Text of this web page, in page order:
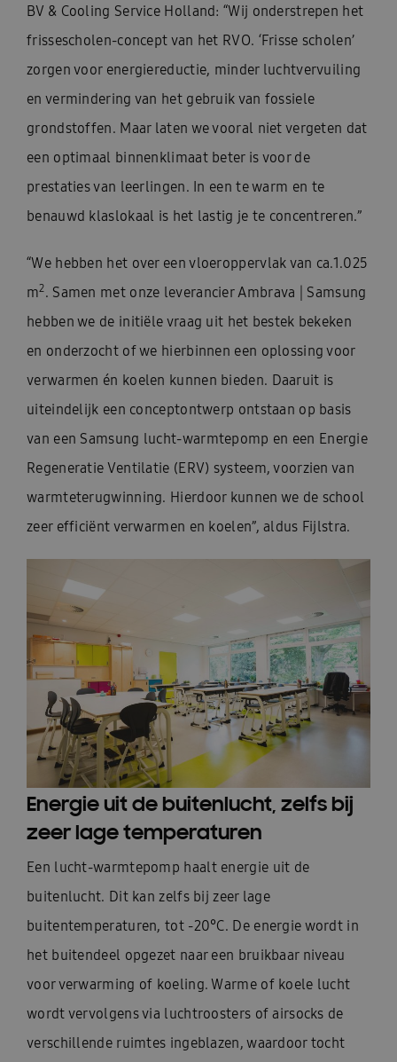
BV & Cooling Service Holland: “Wij onderstrepen het
frissescholen-concept van het RVO. ‘Frisse scholen’
zorgen voor energiereductie, minder luchtvervuiling
en vermindering van het gebruik van fossiele
grondstoffen. Maar laten we vooral niet vergeten dat
een optimaal binnenklimaat beter is voor de
prestaties van leerlingen. In een te warm en te
benauwd klaslokaal is het lastig je te concentreren.”
“We hebben het over een vloeroppervlak van ca.1.025
m2. Samen met onze leverancier Ambrava | Samsung
hebben we de initiële vraag uit het bestek bekeken
en onderzocht of we hierbinnen een oplossing voor
verwarmen én koelen kunnen bieden. Daaruit is
uiteindelijk een conceptontwerp ontstaan op basis
van een Samsung lucht-warmtepomp en een Energie
Regeneratie Ventilatie (ERV) systeem, voorzien van
warmteterugwinning. Hierdoor kunnen we de school
zeer efficiënt verwarmen en koelen”, aldus Fijlstra.
Energie uit de buitenlucht, zelfs bij
zeer lage temperaturen
Een lucht-warmtepomp haalt energie uit de
buitenlucht. Dit kan zelfs bij zeer lage
buitentemperaturen, tot -20°C. De energie wordt in
het buitendeel opgezet naar een bruikbaar niveau
voor verwarming of koeling. Warme of koele lucht
wordt vervolgens via luchtroosters of airsocks de
verschillende ruimtes ingeblazen, waardoor tocht